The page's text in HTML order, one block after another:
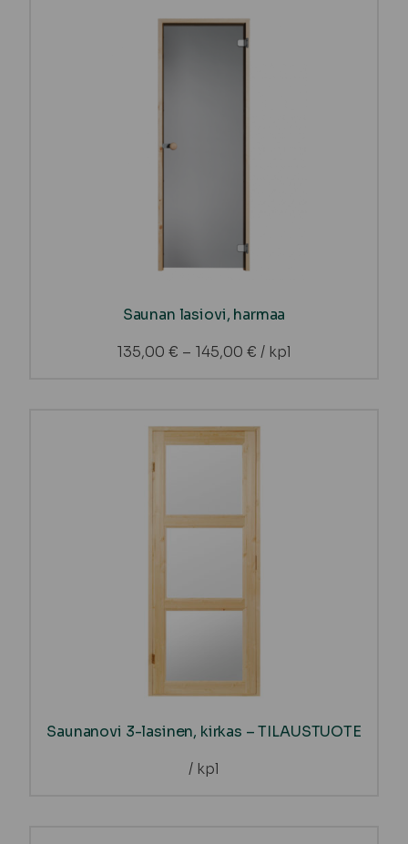
Saunan lasiovi, harmaa
135,00 € – 145,00 € / kpl
Saunanovi 3-lasinen, kirkas – TILAUSTUOTE
/ kpl